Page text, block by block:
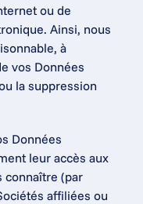
ou de
Ainsi, nous
à
vos Données
la suppression
Données
leur accès aux
connaître (par
affiliées ou